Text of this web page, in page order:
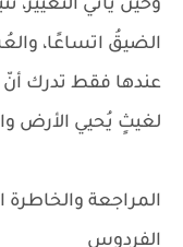
وحين يأتي التغيير،
الضيقُ اتساعًا،
عندها فقط تدرك أنّ
لغيثٍ يُحيي الأرض
المراجعة والخاطرة
الفردوس